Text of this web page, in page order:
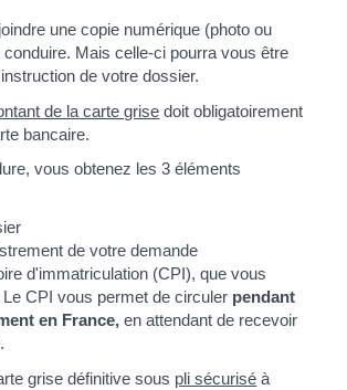
une copie numérique (photo ou
Mais celle-ci pourra vous être
de votre dossier.
de la carte grise doit obligatoirement
bancaire.
vous obtenez les 3 éléments
de votre demande
d'immatriculation (CPI), que vous
CPI vous permet de circuler pendant
en France, en attendant de recevoir
grise définitive sous pli sécurisé à